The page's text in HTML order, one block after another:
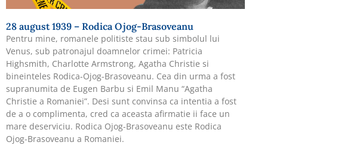
28 august 1939 – Rodica Ojog-Brasoveanu
Pentru mine, romanele politiste stau sub simbolul lui
Venus, sub patronajul doamnelor crimei: Patricia
Highsmith, Charlotte Armstrong, Agatha Christie si
bineinteles Rodica-Ojog-Brasoveanu. Cea din urma a fost
supranumita de Eugen Barbu si Emil Manu “Agatha
Christie a Romaniei”. Desi sunt convinsa ca intentia a fost
de a o complimenta, cred ca aceasta afirmatie ii face un
mare deserviciu. Rodica Ojog-Brasoveanu este Rodica
Ojog-Brasoveanu a Romaniei.